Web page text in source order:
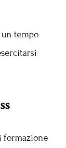
tempo
formazione